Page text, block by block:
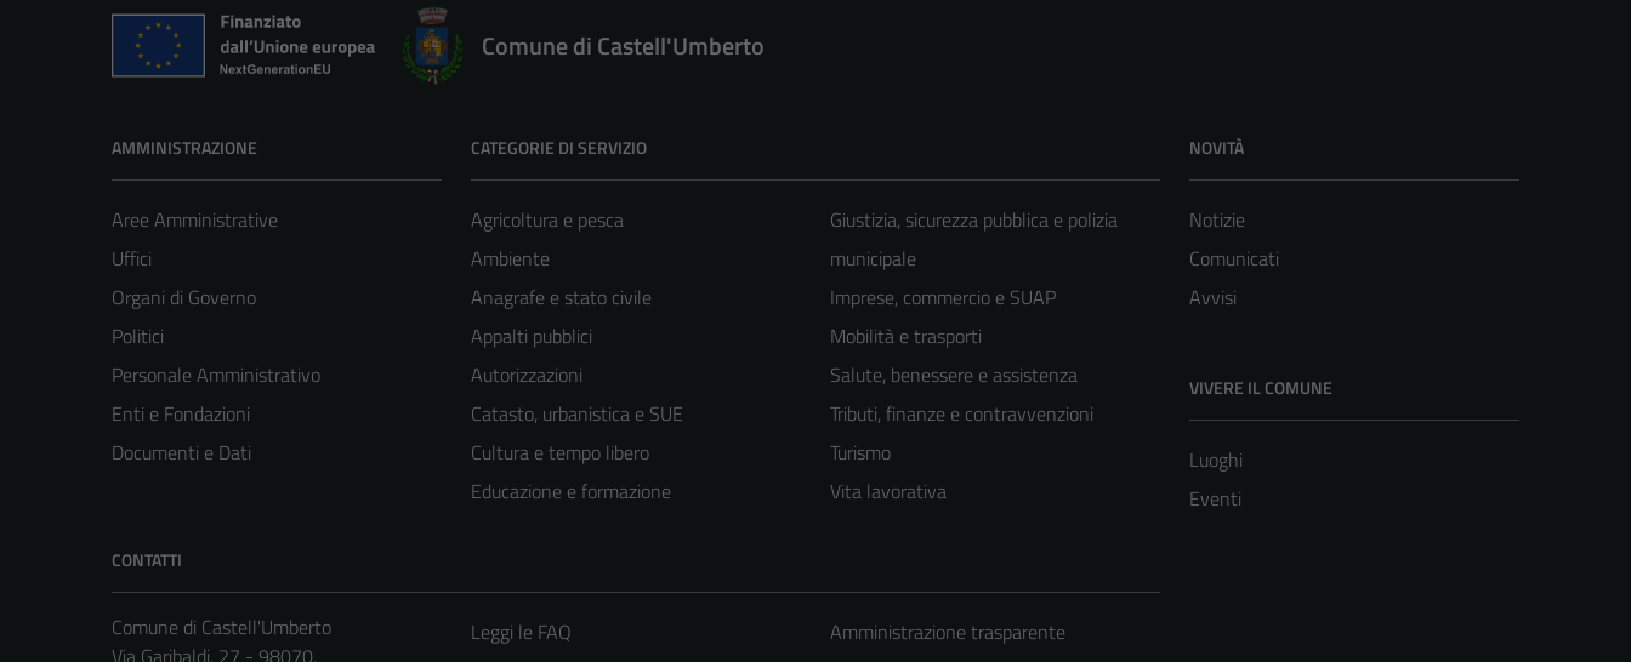
Comune di Castell'Umberto
AMMINISTRAZIONE
Aree Amministrative
Uffici
Organi di Governo
Politici
Personale Amministrativo
Enti e Fondazioni
Documenti e Dati
CATEGORIE DI SERVIZIO
Agricoltura e pesca
Ambiente
Anagrafe e stato civile
Appalti pubblici
Autorizzazioni
Catasto, urbanistica e SUE
Cultura e tempo libero
Educazione e formazione
Giustizia, sicurezza pubblica e polizia
municipale
Imprese, commercio e SUAP
Mobilità e trasporti
Salute, benessere e assistenza
Tributi, finanze e contravvenzioni
Turismo
Vita lavorativa
NOVITÀ
Notizie
Comunicati
Avvisi
VIVERE IL COMUNE
Luoghi
Eventi
CONTATTI
Comune di Castell'Umberto
Via Garibaldi, 27 - 98070,
Leggi le FAQ
Amministrazione trasparente
Tecnici